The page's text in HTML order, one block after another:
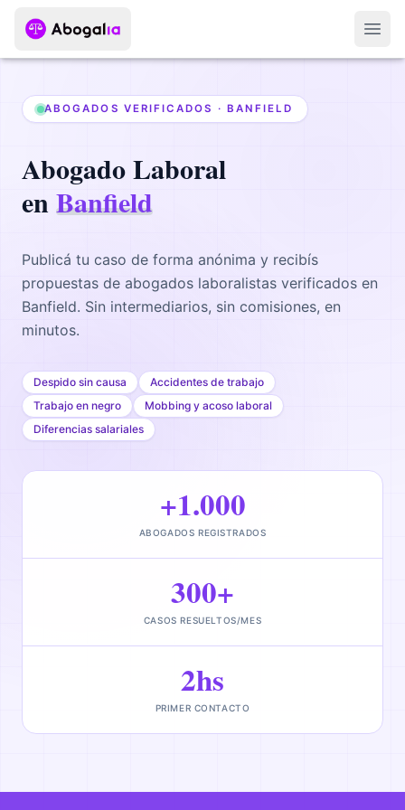
ABOGADOS VERIFICADOS · BANFIELD
AbogadoLaboral
enBanfield
Publicá tu caso de forma anónima y recibís
propuestas de abogados laboralistas verificados en
Banfield. Sin intermediarios, sin comisiones, en
minutos.
Despido sin causa
Accidentes de trabajo
Trabajo en negro
Mobbing y acoso laboral
Diferencias salariales
+1.000
ABOGADOS REGISTRADOS
300+
CASOS RESUELTOS/MES
2hs
PRIMER CONTACTO